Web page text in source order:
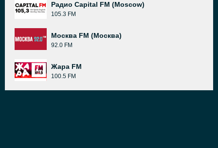
Радио Capital FM (Moscow)
105.3 FM
Москва FM (Москва)
92.0 FM
Жара FM
100.5 FM